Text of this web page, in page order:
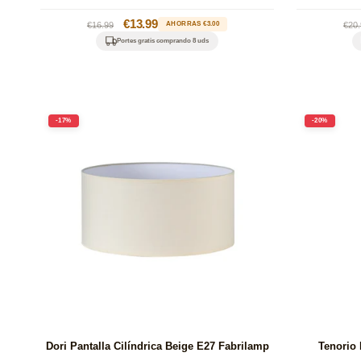
Precio
habitual
€16.99
Precio
oferta
€13.99 AHORRAS €3.00
Portes gratis comprando 8 uds
-17%
Dori Pantalla Cilíndrica Beige E27 Fabrilamp
-20%
Tenorio